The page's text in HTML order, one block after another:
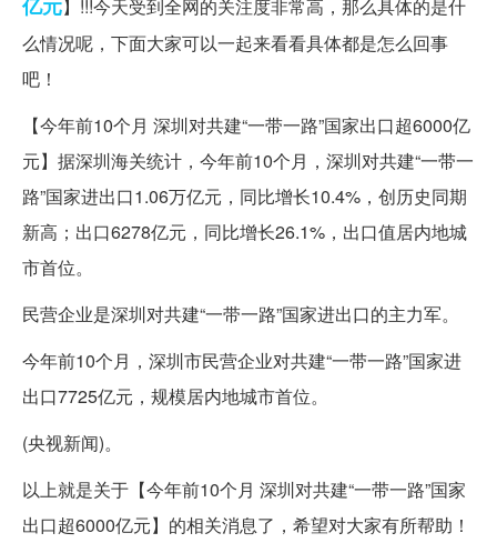
】!!!今天受到全网的关注度非常高，那么具体的是什
么情况呢，下面大家可以一起来看看具体都是怎么回事
吧！
【今年前10个月 深圳对共建“一带一路”国家出口超6000亿
元】据深圳海关统计，今年前10个月，深圳对共建“一带一
路”国家进出口1.06万亿元，同比增长10.4%，创历史同期
新高；出口6278亿元，同比增长26.1%，出口值居内地城
市首位。
民营企业是深圳对共建“一带一路”国家进出口的主力军。
今年前10个月，深圳市民营企业对共建“一带一路”国家进
出口7725亿元，规模居内地城市首位。
(央视新闻)。
以上就是关于【今年前10个月 深圳对共建“一带一路”国家
出口超6000亿元】的相关消息了，希望对大家有所帮助！